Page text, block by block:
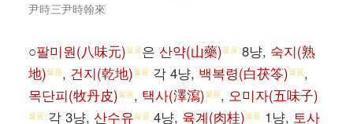
尹時三尹時翰來
○팔미원(八味元)물품은 산약(山藥)물품 8냥, 숙지(熟
地)물품, 건지(乾地)물품 각 4냥, 백복령(白茯笭)물품,
목단피(牧丹皮)물품, 택사(澤瀉)물품, 오미자(五味子)
물품 각 3냥, 산수유물품 4냥, 육계(肉桂)물품 1냥, 토사